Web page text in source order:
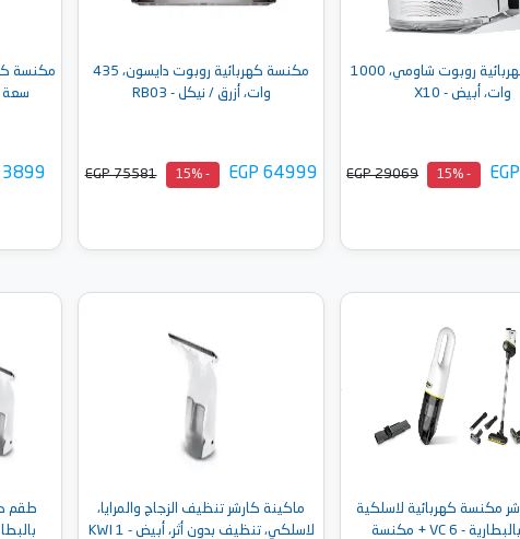
مكنسة كهربائية روبوت شاومي، 1000
وات، أبيض - X10
- 15%
EGP 29069
أضف إلى السلة
مكنسة كهربائية روبوت دايسون، 435
وات، أزرق / نيكل - RB03
EGP 64999
- 15%
EGP 75581
سعة 0.5 لتر، 450 وات - 2024E
3899
مكنسة كهربائية لاسلكية
تعمل بالبطارية - VC 6 + مكنسة
ماكينة كارشر تنظيف الزجاج والمرايا،
لاسلكي، تنظيف بدون أثر، أبيض - KWI 1
طقم